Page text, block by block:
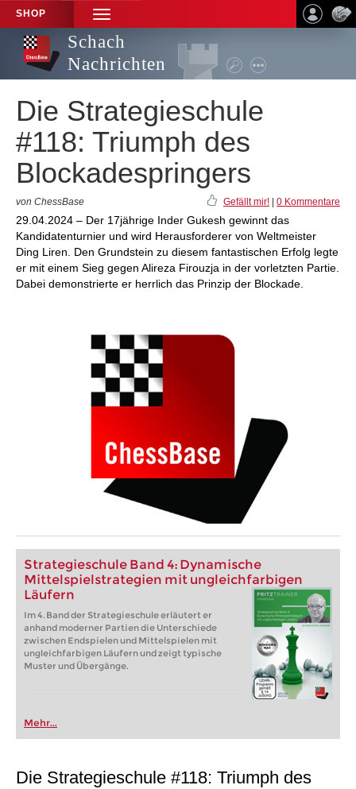
SHOP
TOGGLE
NAVIGATION
Schach
Nachrichten
Die Strategieschule
#118: Triumph des
Blockadespringers
von ChessBase Gefällt mir! 0 Kommentare
29.04.2024 – Der 17jährige Inder Gukesh gewinnt das
Kandidatenturnier und wird Herausforderer von Weltmeister
Ding Liren. Den Grundstein zu diesem fantastischen Erfolg legte
er mit einem Sieg gegen Alireza Firouzja in der vorletzten Partie.
Dabei demonstrierte er herrlich das Prinzip der Blockade.
Strategieschule Band 4: Dynamische
Mittelspielstrategien mit ungleichfarbigen
Läufern
Im 4. Band der Strategieschule erläutert er
anhand moderner Partien die Unterschiede
zwischen Endspielen und Mittelspielen mit
ungleichfarbigen Läufern und zeigt typische
Muster und Übergänge.
Mehr...
Die Strategieschule #118: Triumph des